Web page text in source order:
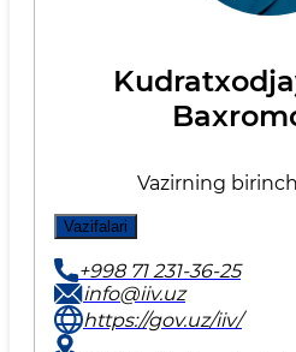
Vazirning
Vazifalari
+998 71 231-36-25
info@iiv.uz
https://gov.uz/iiv/